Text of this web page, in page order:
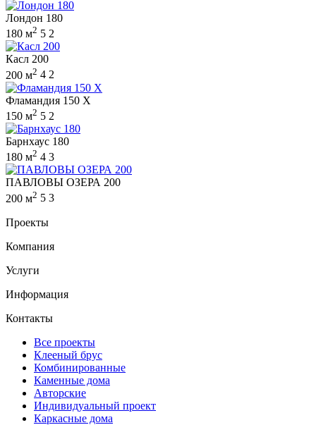
Лондон 180
180 м2 5 2
Касл 200
200 м2 4 2
Фламандия 150 X
150 м2 5 2
Барнхаус 180
180 м2 4 3
ПАВЛОВЫ ОЗЕРА 200
200 м2 5 3
Проекты
Компания
Услуги
Информация
Контакты
Все проекты
Клееный брус
Комбинированные
Каменные дома
Авторские
Индивидуальный проект
Каркасные дома